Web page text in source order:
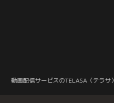
動画配信サービスのTELASA（テラサ）